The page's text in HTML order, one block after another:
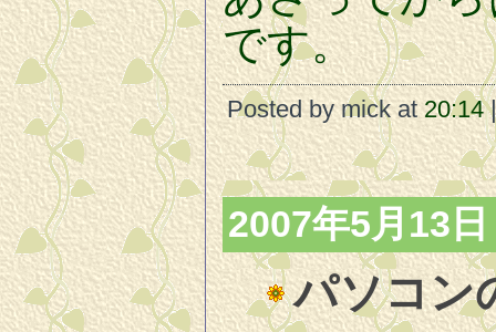
です。
Posted by mick at20:14|
2007年5月13日
パソコン